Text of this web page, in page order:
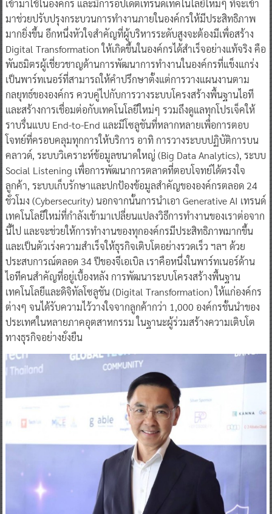
เข้ามาใช้ในองค์กร และมีการอัปเดตเทรนด์เทคโนโลยีใหม่ๆ ที่จะเข้า
มาช่วยปรับปรุงกระบวนการทำงานภายในองค์กรให้มีประสิทธิภาพ
มากยิ่งขึ้น อีกหนึ่งหัวใจสำคัญที่ผู้บริหารระดับสูงจะต้องมีเพื่อสร้าง
Digital Transformation ให้เกิดขึ้นในองค์กรได้สำเร็จอย่างแท้จริง คือ
พันธมิตรผู้เชี่ยวชาญด้านการพัฒนาการทำงานในองค์กรที่แข็งแกร่ง
เป็นพาร์ทเนอร์ที่สามารถให้คำปรึกษาตั้งแต่การวางแผนงานตาม
กลยุทธ์ขององค์กร ควบคู่ไปกับการวางระบบโครงสร้างพื้นฐานไอที
และสร้างการเชื่อมต่อกับเทคโนโลยีใหม่ๆ รวมถึงดูแลทุกโปรเจ็คให้
ราบรื่นแบบ End-to-End และมีโซลูชันที่หลากหลายเพื่อการตอบ
โจทย์ที่ครอบคลุมทุกการให้บริการ อาทิ การวางระบบปฏิบัติการบน
คลาวด์, ระบบวิเคราะห์ข้อมูลขนาดใหญ่ (Big Data Analytics), ระบบ
Social Listening เพื่อการพัฒนาการตลาดที่ตอบโจทย์ได้ตรงใจ
ลูกค้า, ระบบเก็บรักษาและปกป้องข้อมูลสำคัญขององค์กรตลอด 24
ชั่วโมง (Cybersecurity) นอกจากนั้นการนำเอา Generative AI เทรนด์
เทคโนโลยีใหม่ที่กำลังเข้ามาเปลี่ยนแปลงวิธีการทำงานของเราต่อจาก
นี้ไป และจะช่วยให้การทำงานของทุกองค์กรมีประสิทธิภาพมากขึ้น
และเป็นตัวเร่งความสำเร็จให้ธุรกิจเติบโตอย่างรวดเร็ว ฯลฯ ด้วย
ประสบการณ์ตลอด 34 ปีของจีเอเบิล เราคือหนึ่งในพาร์ทเนอร์ด้าน
ไอทีคนสำคัญที่อยู่เบื้องหลัง การพัฒนาระบบโครงสร้างพื้นฐาน
เทคโนโลยีและดิจิทัลโซลูชัน (Digital Transformation) ให้แก่องค์กร
ต่างๆ จนได้รับความไว้วางใจจากลูกค้ากว่า 1,000 องค์กรชั้นนำของ
ประเทศในหลายภาคอุตสาหกรรม ในฐานะผู้ร่วมสร้างความเติบโต
ทางธุรกิจอย่างยั่งยืน